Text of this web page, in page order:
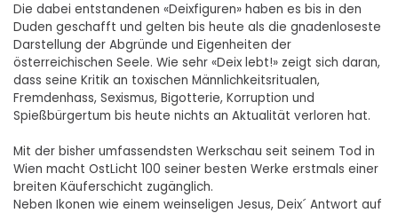
Die dabei entstandenen «Deixfiguren» haben es bis in den
Duden geschafft und gelten bis heute als die gnadenloseste
Darstellung der Abgründe und Eigenheiten der
österreichischen Seele. Wie sehr «Deix lebt!» zeigt sich daran,
dass seine Kritik an toxischen Männlichkeitsritualen,
Fremdenhass, Sexismus, Bigotterie, Korruption und
Spießbürgertum bis heute nichts an Aktualität verloren hat.
Mit der bisher umfassendsten Werkschau seit seinem Tod in
Wien macht OstLicht 100 seiner besten Werke erstmals einer
breiten Käuferschicht zugänglich.
Neben Ikonen wie einem weinseligen Jesus, Deix´ Antwort auf